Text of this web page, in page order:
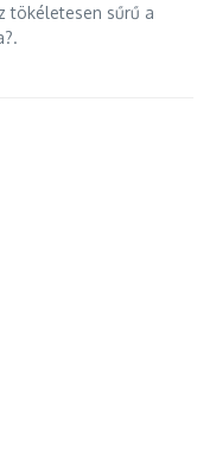
tökéletesen sűrű a